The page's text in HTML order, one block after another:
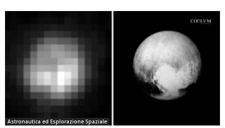
Astronautica ed Esplorazione Spaziale